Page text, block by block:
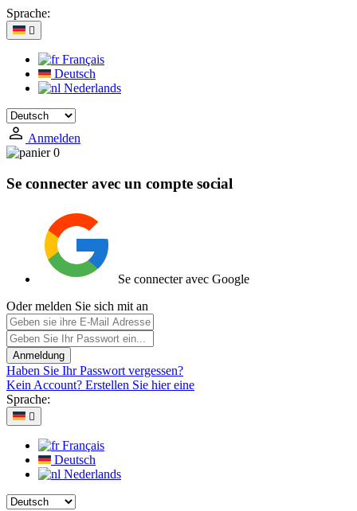
Sprache:

Français
Deutsch
Nederlands
Anmelden
0
Se connecter avec un compte social
Se connecter avec Google
Oder melden Sie sich mit an
Anmeldung
Haben Sie Ihr Passwort vergessen?
Kein Account? Erstellen Sie hier eine
Sprache:

Français
Deutsch
Nederlands